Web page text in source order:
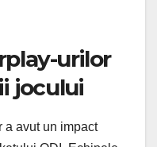
urilor
jocului
a avut un impact